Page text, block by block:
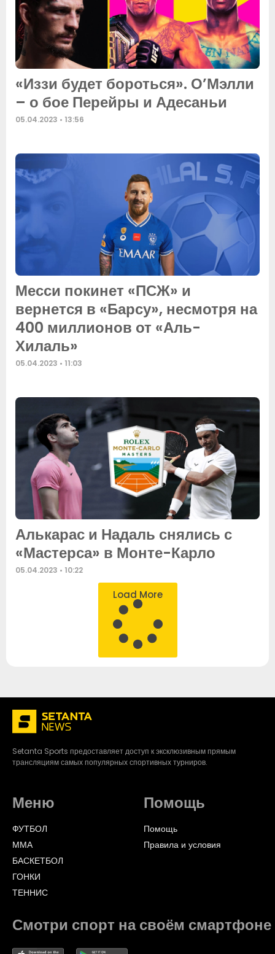
«Иззи будет бороться». О’Мэлли
– о бое Перейры и Адесаньи
05.04.2023 13:56
Месси покинет «ПСЖ» и
вернется в «Барсу», несмотря на
400 миллионов от «Аль-
Хилаль»
05.04.2023 11:03
Алькарас и Надаль снялись с
«Мастерса» в Монте-Карло
05.04.2023 10:22
Load More
Setanta Sports предоставляет доступ к эксклюзивным прямым
трансляциям самых популярных спортивных турниров.
Меню
ФУТБОЛ
ММА
БАСКЕТБОЛ
ГОНКИ
ТЕННИС
Помощь
Помощь
Правила и условия
Смотри спорт на своём смартфоне